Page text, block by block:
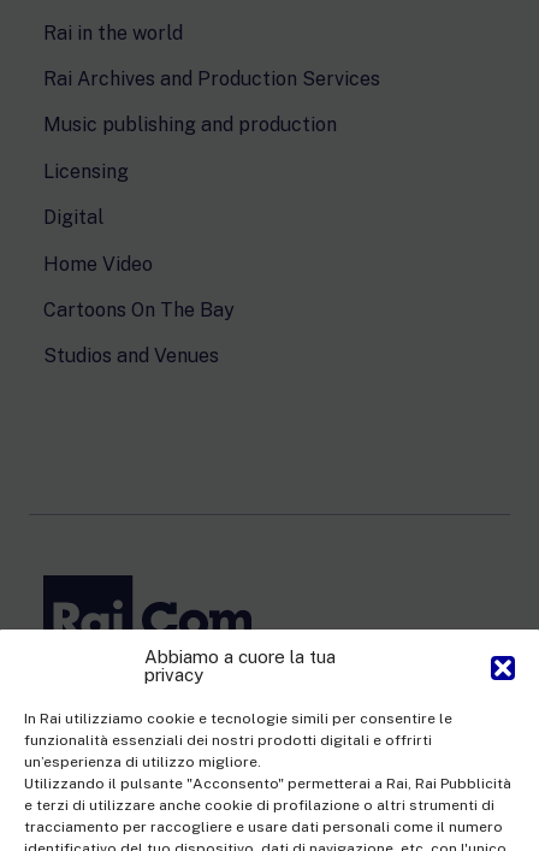
Abbiamo a cuore la tua
privacy
In Rai utilizziamo cookie e tecnologie simili per consentire le
funzionalità essenziali dei nostri prodotti digitali e offrirti
un’esperienza di utilizzo migliore.
Utilizzando il pulsante "Acconsento" permetterai a Rai, Rai Pubblicità
e terzi di utilizzare anche cookie di profilazione o altri strumenti di
tracciamento per raccogliere e usare dati personali come il numero
Rai in the world
Rai Archives and Production Services
Music publishing and production
Licensing
Digital
Home Video
Cartoons On The Bay
Studios and Venues
Rai Com S.p.A. - Single-member company
Registered office Via Umberto Novaro, 18 00195 Rome
Share Capital €10,320,000.00 fully paid up | Data Protection
Officer: dporaicom@rai.it | Management and coordination: Rai -
Radiotelevisione italiana S.p.A.
Office of the Company Register of Rome | VAT no.